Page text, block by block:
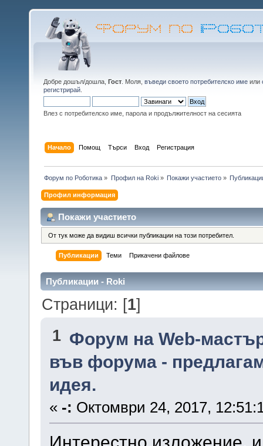
Добре дошъл/дошла, Гост . Моля, въведи своето потребителско име или
регистрирай
Влез с потребителско име, парола и продължителност на сесията
Начало Помощ Търси Вход Регистрация
Форум по Роботика » Профил на Roki» Покажи участието»
Профил информация
Покажи участието
От тук може да видиш всички публикации на този потребител.
Публикации Теми Прикачени файлове
Публикации - Roki
Страници: [1]
1 Форум на Web-
във форума -
идея.
« -: Октомври 24, 2017,
Интерестно изложение,